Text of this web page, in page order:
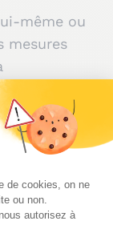
même ou
mesures
place un
de l’école
être
n’a pas